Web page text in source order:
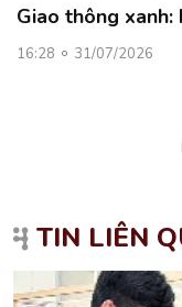
Giao thông
16:28 31/07/2026
TIN LIÊN